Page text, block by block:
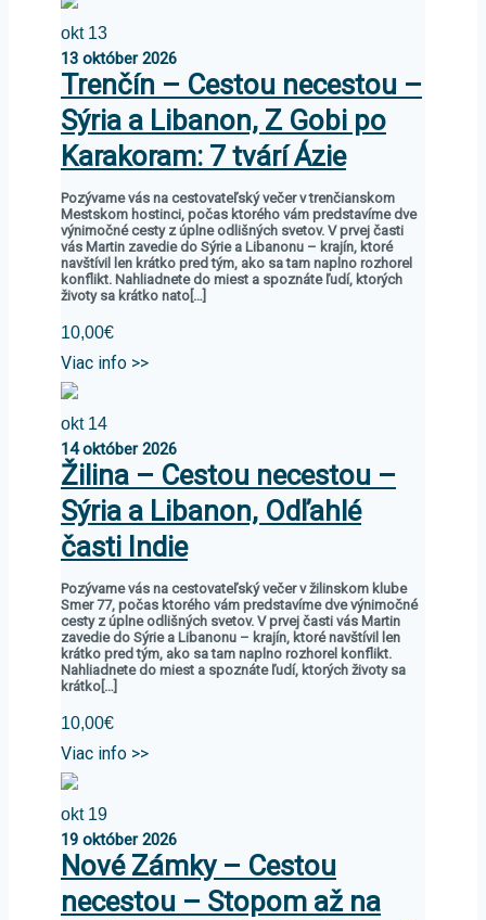
okt 13
13 október2026
Trenčín – Cestou necestou –
Sýria a Libanon, Z Gobi po
Karakoram: 7 tvárí Ázie
Pozývame vás na cestovateľský večer v trenčianskom
Mestskom hostinci, počas ktorého vám predstavíme dve
výnimočné cesty z úplne odlišných svetov. V prvej časti
vás Martin zavedie do Sýrie a Libanonu – krajín, ktoré
navštívil len krátko pred tým, ako sa tam naplno rozhorel
konflikt. Nahliadnete do miest a spoznáte ľudí, ktorých
životy sa krátko nato[…]
10,00€
Viac info >>
okt 14
14október2026
Žilina – Cestou necestou –
Sýria a Libanon, Odľahlé
časti Indie
Pozývame vás na cestovateľský večer v žilinskom klube
Smer 77, počas ktorého vám predstavíme dve výnimočné
cesty z úplne odlišných svetov. V prvej časti vás Martin
zavedie do Sýrie a Libanonu – krajín, ktoré navštívil len
krátko pred tým, ako sa tam naplno rozhorel konflikt.
Nahliadnete do miest a spoznáte ľudí, ktorých životy sa
krátko[…]
10,00€
Viac info >>
okt 19
19 október2026
Nové Zámky – Cestou
necestou – Stopom až na